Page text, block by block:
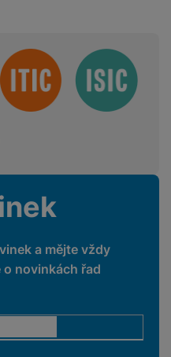
a mějte vždy
novinkách řad